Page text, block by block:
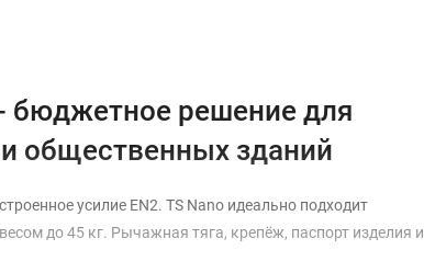
бюджетное решение для
общественных зданий
усилие EN2. TS Nano идеально подходит
до 45 кг. Рычажная тяга, крепёж, паспорт изделия и